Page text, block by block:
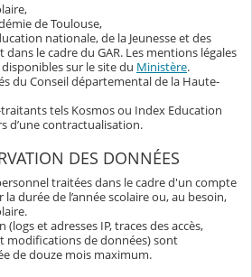
de Toulouse,
nationale, de la Jeunesse et des
le cadre du GAR. Les mentions légales
disponibles sur le site du Ministère.
du Conseil départemental de la Haute-
tels Kosmos ou Index Education
d’une contractualisation.
DES DONNÉES
traitées dans le cadre d'un compte
durée de l’année scolaire ou, au besoin,
et adresses IP, traces des accès,
modifications de données) sont
de douze mois maximum.